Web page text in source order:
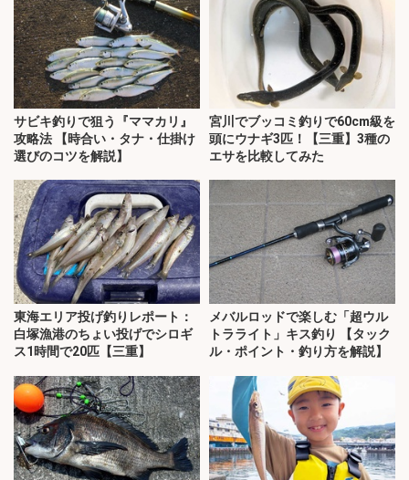
サビキ釣りで狙う『ママカリ』
攻略法 【時合い・タナ・仕掛け
選びのコツを解説】
宮川でブッコミ釣りで60cm級を
頭にウナギ3匹！【三重】3種の
エサを比較してみた
東海エリア投げ釣りレポート：
白塚漁港のちょい投げでシロギ
ス1時間で20匹【三重】
メバルロッドで楽しむ「超ウル
トラライト」キス釣り 【タック
ル・ポイント・釣り方を解説】